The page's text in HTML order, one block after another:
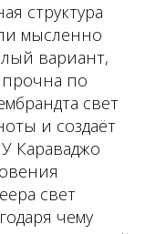
структура
мысленно
вариант,
прочна по
свет
и создаёт
Караваджо
свет
чему